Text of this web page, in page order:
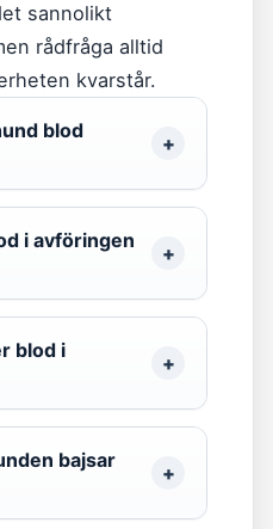
sannolikt
rådfråga alltid
kvarstår.
blod
i avföringen
blod i
bajsar